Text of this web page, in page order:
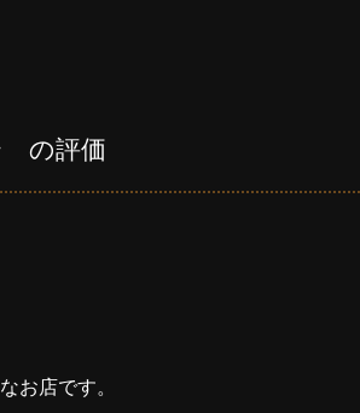
の評価
お店です。